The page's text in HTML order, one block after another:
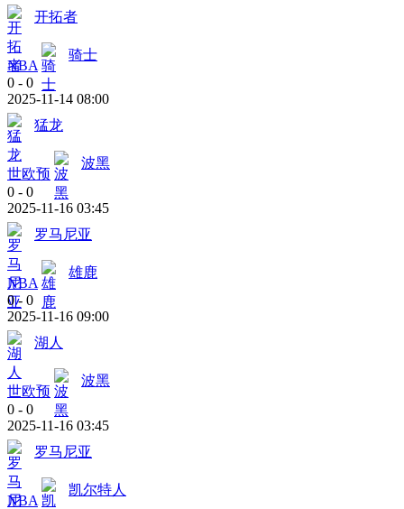
开拓者
NBA
骑士
0 - 0
2025-11-14 08:00
猛龙
世欧预
波黑
0 - 0
2025-11-16 03:45
罗马尼亚
NBA
雄鹿
0 - 0
2025-11-16 09:00
湖人
世欧预
波黑
0 - 0
2025-11-16 03:45
罗马尼亚
NBA
凯尔特人